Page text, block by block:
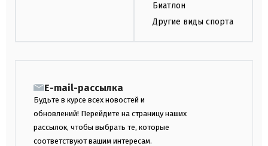
Биатлон
Другие виды спорта
E-mail-рассылка
Будьте в курсе всех новостей и
обновлений! Перейдите на страницу наших
рассылок, чтобы выбрать те, которые
соответствуют вашим интересам.